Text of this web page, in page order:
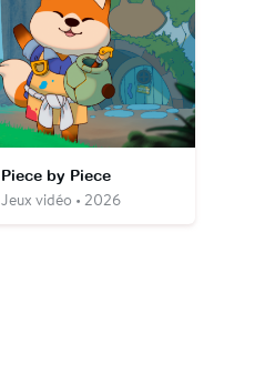
Piece by Piece
Jeux vidéo • 2026